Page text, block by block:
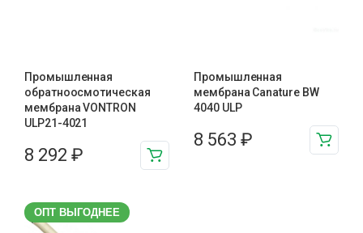
Промышленная
обратноосмотическая
мембрана VONTRON
ULP21-4021
8 292 ₽
Промышленная
мембрана Canature BW
4040 ULP
8 563 ₽
ОПТ ВЫГОДНЕЕ